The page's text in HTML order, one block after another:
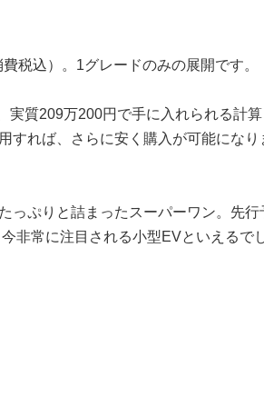
税込）。1グレードのみの展開です。
実質209万200円で手に入れられる計算
すれば、さらに安く購入が可能になり
っぷりと詰まったスーパーワン。先行
非常に注目される小型EVといえるで